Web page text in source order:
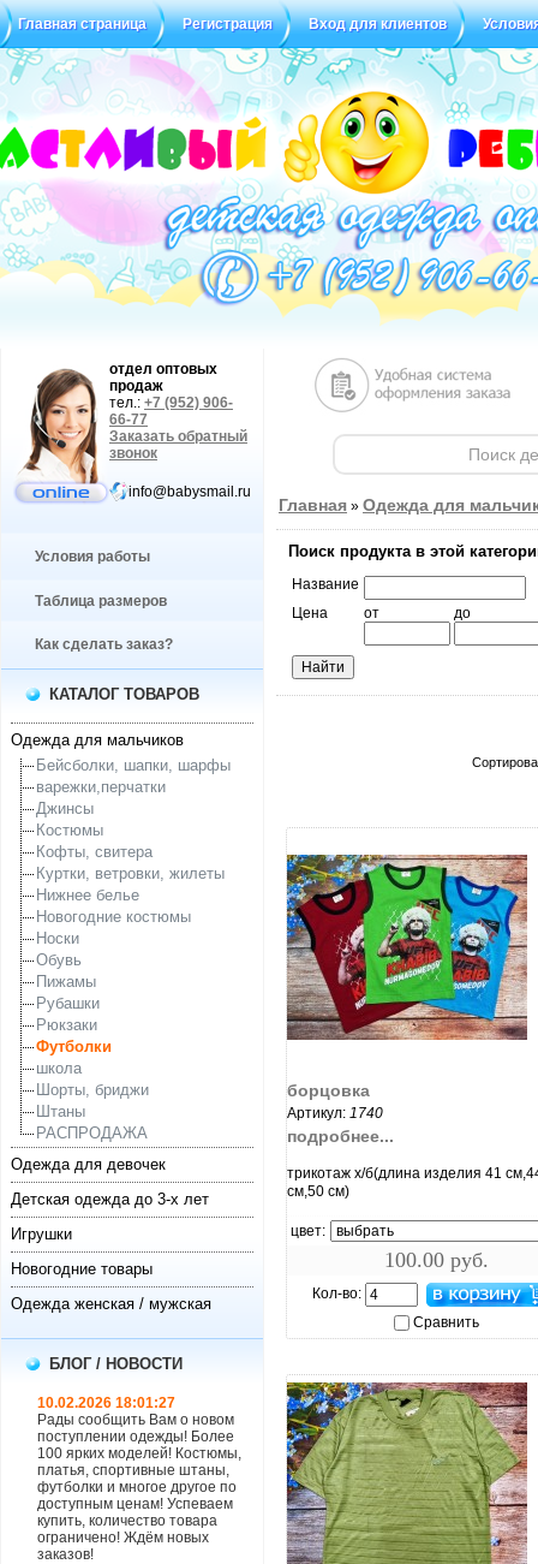
Главная страница Регистрация Вход для клиентов
Статус заказа Отзывы
отдел оптовых
продаж
тел.: +7 (952) 906-
66-77
Заказать обратный
звонок
info@babysmail.ru
Условия работы
Таблица размеров
Как сделать заказ?
КАТАЛОГ ТОВАРОВ
Одежда для мальчиков
Бейсболки, шапки, шарфы
варежки,перчатки
Джинсы
Костюмы
Кофты, свитера
Куртки, ветровки, жилеты
Нижнее белье
Новогодние костюмы
Носки
Обувь
Пижамы
Рубашки
Рюкзаки
Футболки
школа
Шорты, бриджи
Штаны
РАСПРОДАЖА
Одежда для девочек
Детская одежда до 3-х лет
Игрушки
Новогодние товары
Одежда женская / мужская
БЛОГ / НОВОСТИ
10.02.2026 18:01:27
Рады сообщить Вам о новом
поступлении одежды! Более
100 ярких моделей! Костюмы,
платья, спортивные штаны,
футболки и многое другое по
доступным ценам! Успеваем
купить, количество товара
ограничено! Ждём новых
заказов!
Главная » Одежда для
Поиск продукта в этой
Название
Цена
от до
борцовка
Артикул: 1740
подробнее...
трикотаж х/б(длина изделия 41
см,50 см)
цвет:
100.00 руб.
Кол-во:
Сравнить